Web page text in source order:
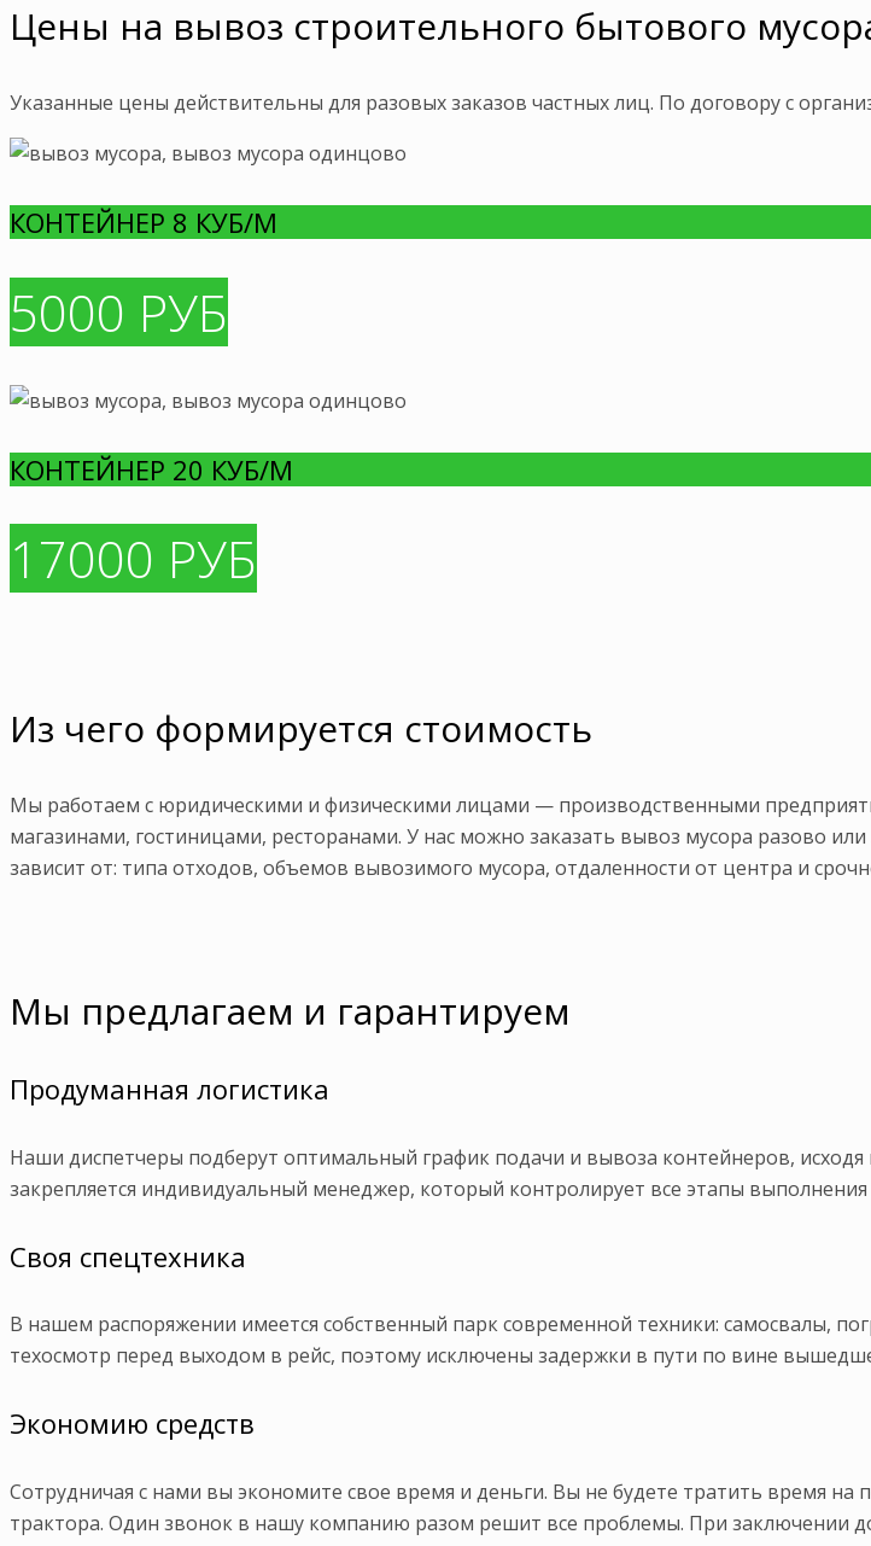
Цены на вывоз строительного бытового
Указанные цены действительны для разовых заказов частных лиц. По договору с
КОНТЕЙНЕР 8 КУБ/М
5000 РУБ
КОНТЕЙНЕР 20 КУБ/М
17000 РУБ
Из чего формируется стоимость
Мы работаем с юридическими и физическими лицами — производственными
магазинами, гостиницами, ресторанами. У нас можно заказать вывоз мусора разово
зависит от: типа отходов, объемов вывозимого мусора, отдаленности от центра и
Мы предлагаем и гарантируем
Продуманная логистика
Наши диспетчеры подберут оптимальный график подачи и вывоза контейнеров,
закрепляется индивидуальный менеджер, который контролирует все этапы выполнения
Своя спецтехника
В нашем распоряжении имеется собственный парк современной техники: самосвалы,
техосмотр перед выходом в рейс, поэтому исключены задержки в пути по вине
Экономию средств
Сотрудничая с нами вы экономите свое время и деньги. Вы не будете тратить время на
трактора. Один звонок в нашу компанию разом решит все проблемы. При заключении